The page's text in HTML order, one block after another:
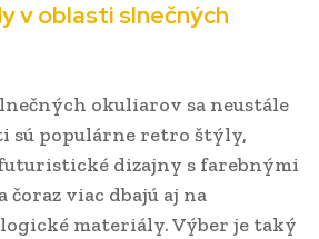
v oblasti slnečných
okuliarov sa neustále
sú populárne retro štýly,
dizajny s farebnými
viac dbajú aj na
materiály. Výber je taký